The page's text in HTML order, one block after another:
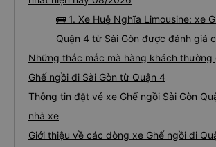
🚌 1. Xe Huệ Nghĩa Limousine: xe
Quận 4 từ Sài Gòn được đánh giá
Những thắc mắc mà hàng khách
Ghế ngồi đi Sài Gòn từ Quận 4
Thông tin đặt vé xe Ghế ngồi Sài Gòn
nhà xe
Giới thiệu về các dòng xe Ghế ngồi đi